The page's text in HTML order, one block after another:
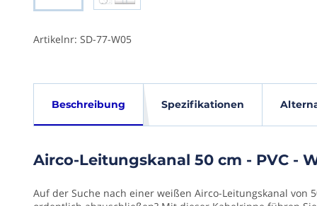
springenArtikelnr: SD-77-W05
Beschreibung
Leitungskanal
50
-
-
Spezifikationen
(G)
Airco-Leitungskanal 50 cm - PVC -
Auf der Suche nach einer weißen Airco-Leitungskanal von